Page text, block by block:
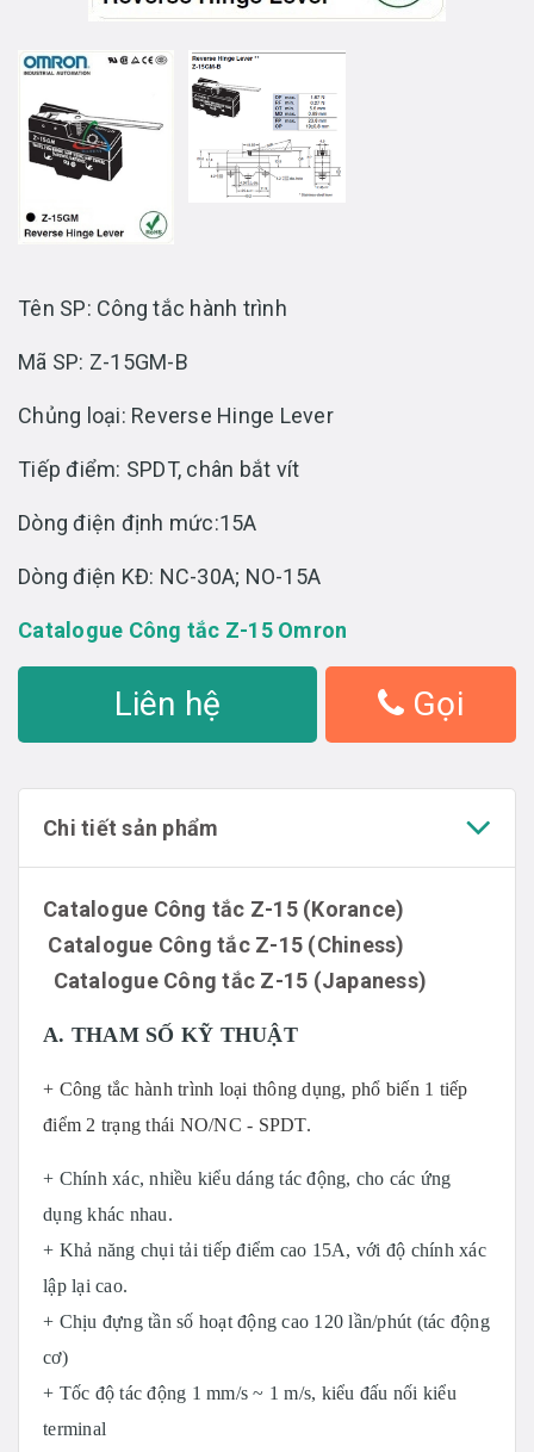
Tên SP: Công tắc hành trình
Mã SP: Z-15GM-B
Chủng loại: Reverse Hinge Lever
Tiếp điểm: SPDT, chân bắt vít
Dòng điện định mức:15A
Dòng điện KĐ: NC-30A; NO-15A
Catalogue Công tắc Z-15 Omron
Liên hệ Gọi
Chi tiết sản phẩm
Catalogue Công tắc Z-15 (Korance)
Catalogue Công tắc Z-15 (Chiness)
Catalogue Công tắc Z-15 (Japaness)
A. THAM SỐ KỸ THUẬT
+ Công tắc hành trình loại thông dụng, phổ biến 1 tiếp
điểm 2 trạng thái NO/NC - SPDT.
+ Chính xác, nhiều kiểu dáng tác động, cho các ứng
dụng khác nhau.
+ Khả năng chụi tải tiếp điểm cao 15A, với độ chính xác
lập lại cao.
+ Chịu đựng tần số hoạt động cao 120 lần/phút (tác động
cơ)
+ Tốc độ tác động 1 mm/s ~ 1 m/s, kiểu đấu nối kiểu
terminal